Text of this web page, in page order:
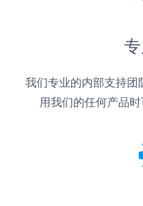
我们专业的内部支持
用我们的任何产品时